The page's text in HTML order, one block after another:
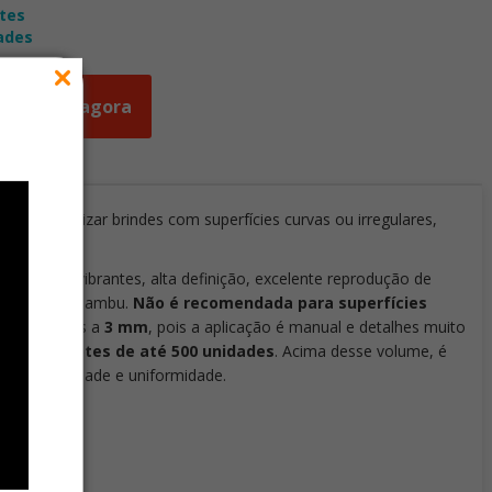
Orçar agora
personalizar brindes com superfícies curvas ou irregulares,
cores vibrantes, alta definição, excelente reprodução de
tratada e bambu. Não é recomendada para superfícies
inferiores a 3 mm, pois a aplicação é manual e detalhes muito
em lotes de até 500 unidades. Acima desse volume, é
produtividade e uniformidade.